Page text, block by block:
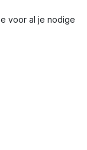
voor al je nodige